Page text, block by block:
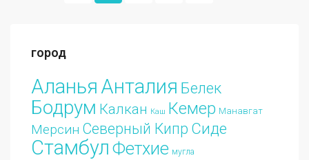
город
Аланья Анталия Белек
Бодрум Калкан Каш Кемер Манавгат
Мерсин Северный Кипр Сиде
Стамбул Фетхие мугла